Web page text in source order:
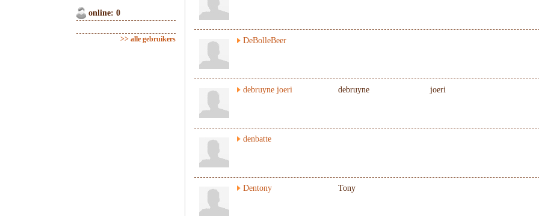
online: 0
>> alle gebruikers DeBolleBeer
debruyne joeri debruyne joeri
denbatte
Dentony Tony